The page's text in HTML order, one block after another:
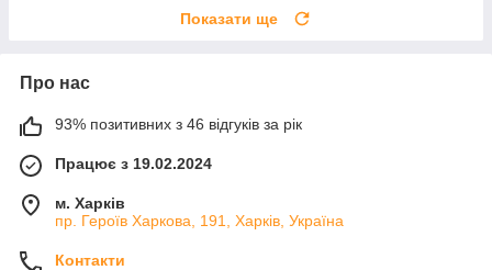
Показати ще
Про нас
93% позитивних з 46 відгуків за рік
Працює з 19.02.2024
м. Харків
пр. Героїв Харкова, 191, Харків, Україна
Контакти